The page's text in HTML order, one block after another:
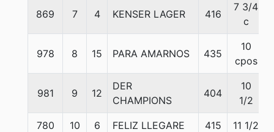
869 7 4 KENSER LAGER 416
7 3/4
c
978 8 15 PARA AMARNOS 435
10
cpos
981 9 12
DER
CHAMPIONS
404
10
1/2
780 10 6 FELIZ LLEGARE 415 11 1/2